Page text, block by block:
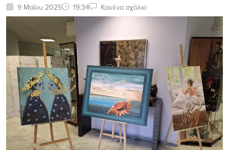
9 Μαΐου 2025 19:34 Κανένα σχόλιο